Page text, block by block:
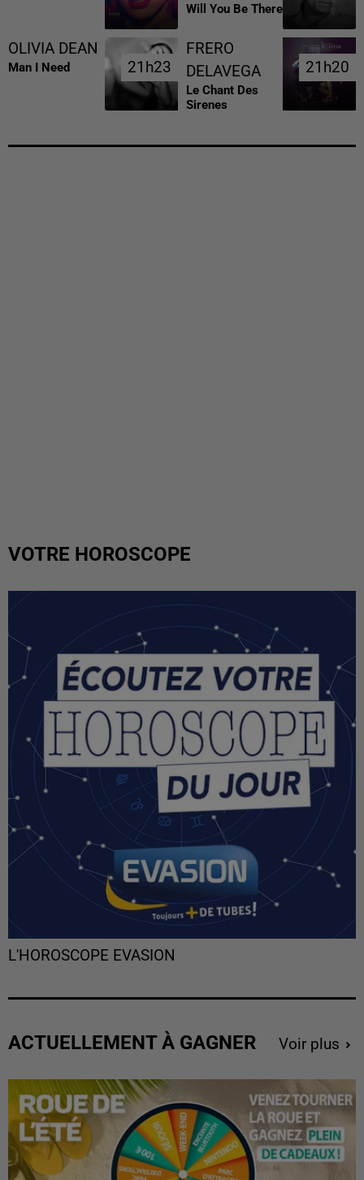
Will You Be There
OLIVIA DEAN
Man I Need 21h23
21h23
FRERO
DELAVEGA
Le Chant Des
Sirenes
21h20
21h20
VOTRE HOROSCOPE
L'HOROSCOPE EVASION
ACTUELLEMENT À GAGNER Voir plus